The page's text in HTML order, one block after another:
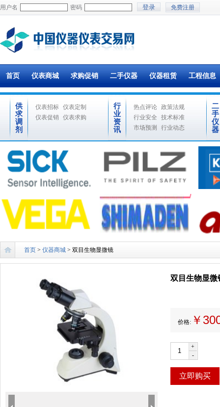
用户名 密码 免费注册
首页 仪表商城 求购促销 二手仪器 仪器租赁 工程信息
供
求
调
剂
仪表招标 仪表定制
仪表促销
仪表求购
行
业
资
讯
热点评论 政策法规
行业安全
技术标准
市场预测
行业动态
二
手
仪
器
首页 > 仪器商城 > 双目生物显微镜
双目生物显微
价格: ￥
+
-
立即购买